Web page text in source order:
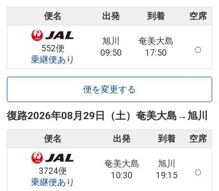
便名 出発 到着 空席
552便
乗継便あり
旭川
09:50
奄美大島
17:50
便を変更する
復路2026年08月29日（土） 奄美大島 → 旭川
便名 出発 到着 空席
3724便
乗継便あり
奄美大島
10:30
旭川
19:15